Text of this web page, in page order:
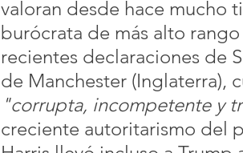
valoran desde hace mucho
burócrata de más alto
recientes declaraciones de
de Manchester (Inglaterra),
"corrupta, incompetente y
creciente autoritarismo del